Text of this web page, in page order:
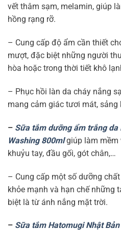
vết thâm sạm, melamin, giúp
hồng rạng rỡ.
– Cung cấp độ ẩm cần thiết
mượt, đặc biệt những người
hòa hoặc trong thời tiết khô
– Phục hồi làn da cháy nắng
mang cảm giác tươi mát, sảng
– Sữa tắm dưỡng ẩm trắng
Washing 800mlgiúp làm mềm
khuỷu tay, đầu gối, gót chân,…
– Cung cấp một số dưỡng
khỏe mạnh và hạn chế những
biệt là từ ánh nắng mặt trời.
– Sữa tắm Hatomugi Nhật Bản